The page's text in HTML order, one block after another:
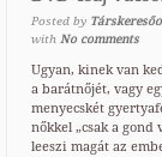
Posted by
with No comments
Ugyan, kinek van
a barátnőjét, vagy
menyecskét
nőkkel „csak a gond
leeszi magát az